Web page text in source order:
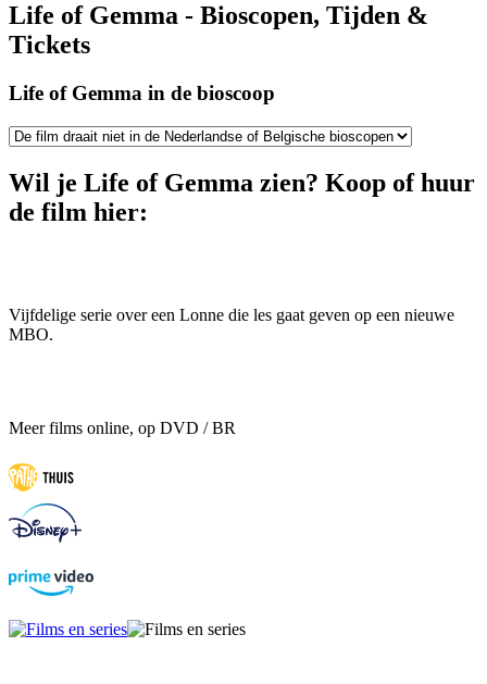
Life of Gemma - Bioscopen, Tijden &
Tickets
Life of Gemma in de bioscoop
Wil je Life of Gemma zien? Koop of huur
de film hier:
Vijfdelige serie over een Lonne die les gaat geven op een nieuwe
MBO.
Meer films online, op DVD / BR